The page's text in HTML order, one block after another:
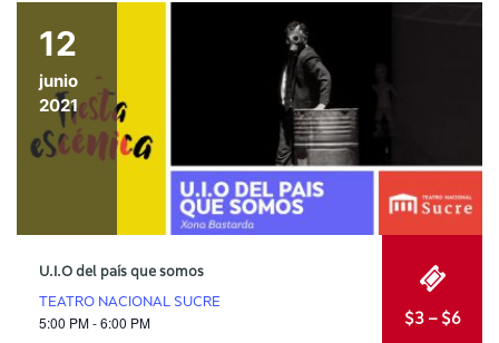
12
junio
2021
U.I.O del país que somos
TEATRO NACIONAL SUCRE
5:00 PM - 6:00 PM $3 – $6